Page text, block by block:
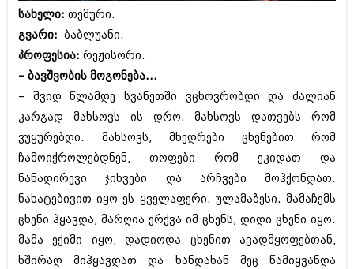
კულინარია
ავტორჩევები
ბელადები
ბიზნესსიახლეები
გვარები
თემიდას სასწორი
იუმორი
კალეიდოსკოპი
ჰოროსკოპი და შეუცნობელი
ბიზნესსიახლეები
გვარები
თემიდას სასწორი
იუმორი
კალეიდოსკოპი
ჰოროსკოპი და შეუცნობელი
კრიმინალი
რომანი და დეტექტივი
სახალისო ამბები
სახელი: თემური.
გვარი: ბაბლუანი.
პროფესია: რეჟისორი.
– ბავშვობის მოგონება...
– შვიდ წლამდე სვანეთში ვცხოვრობდი და ძალიან
კარგად მახსოვს ის დრო. მახსოვს დათვებს რომ
ვუყურებდი. მახსოვს, მხედრები ცხენებით რომ
ჩამოიქროლებდნენ, თოფები რომ ეკიდათ და
ნანადირევი ჯიხვები და არჩვები მოჰქონდათ.
ნახატებივით იყო ეს ყველაფერი. ულამაზესი. მამაჩემს
ცხენი ჰყავდა, მარღია ერქვა იმ ცხენს, დიდი ცხენი იყო.
მამა ექიმი იყო, დადიოდა ცხენით ავადმყოფებთან,
ხშირად მიჰყავდათ და ხანდახან მეც წამიყვანდა